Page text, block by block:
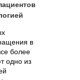
в
более
одно из